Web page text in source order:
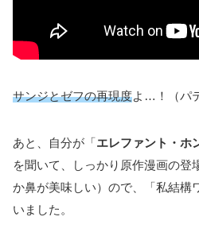
サンジとゼフの再現度よ…！（パ
あと、自分が「エレファント・ホ
を聞いて、しっかり原作漫画の登
か鼻が美味しい）ので、「私結構
いました。